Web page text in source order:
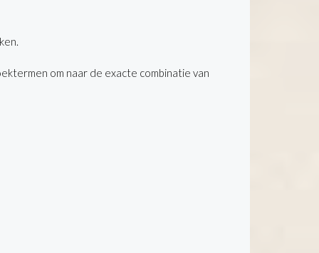
om naar de exacte combinatie van